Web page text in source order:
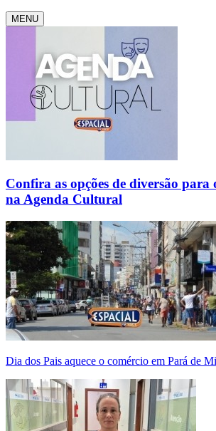
MENU
Confira as opções de diversão para
na Agenda Cultural
Dia dos Pais aquece o comércio em Pará de